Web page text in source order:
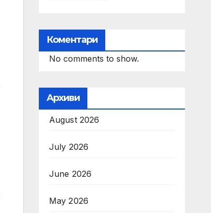
Коментари
No comments to show.
Архиви
August 2026
July 2026
June 2026
May 2026